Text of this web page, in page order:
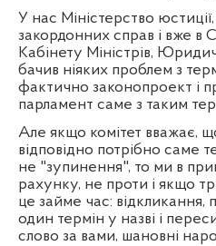
У нас Міністерство
закордонних справ і вже в
Кабінету Міністрів,
бачив ніяких проблем з
фактично законопроект і
парламент саме з таким
Але якщо комітет вважає,
відповідно потрібно саме
не "зупинення", то ми в
рахунку, не проти і якщо
це займе час:
один термін у назві і
слово за вами, шановні